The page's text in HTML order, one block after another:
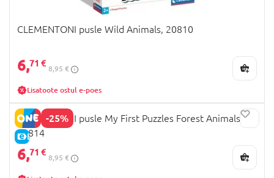
CLEMENTONI pusle Wild Animals, 20810
6,71 €
8,95 €
Lisatoote ostul e-poes
-25%
E-HIND
CLEMENTONI pusle My First Puzzles Forest Animals,
20814
6,71 €
8,95 €